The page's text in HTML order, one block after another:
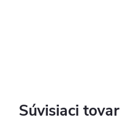
Súvisiaci tovar